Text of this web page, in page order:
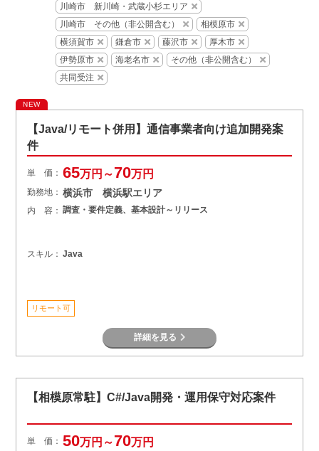
川崎市 新川崎・武蔵小杉エリア
川崎市 その他（非公開含む）
相模原市
横須賀市
鎌倉市 藤沢市
厚木市
伊勢原市
海老名市
その他（非公開含む）
共同受注
NEW
【Java/リモート併用】通信事業者向け追加開発案
件
単 価： 65万円～70万円
勤務地： 横浜市 横浜駅エリア
内 容： 調査・要件定義、基本設計～リリース
スキル： Java
リモート可
詳細を見る
【相模原常駐】C#/Java開発・運用保守対応案件
単 価： 50万円～70万円